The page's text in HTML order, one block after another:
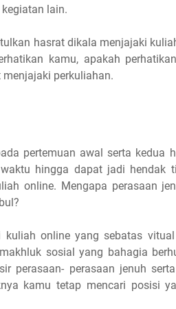
lain.
hasrat dikala menjajaki
kamu, apakah
perkuliahan.
pertemuan awal serta kedua
hingga dapat jadi hendak
online. Mengapa perasaan
online yang sebatas
sosial yang bahagia
perasaan- perasaan jenuh
kamu tetap mencari posisi